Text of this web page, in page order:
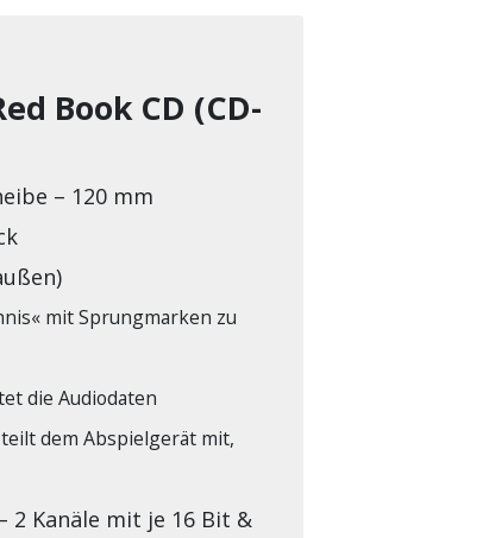
Book CD (CD-
– 120 mm
mit Sprungmarken zu
die Audiodaten
dem Abspielgerät mit,
2 Kanäle mit je 16 Bit &